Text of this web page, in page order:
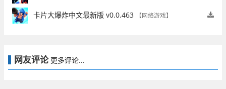
卡片大爆炸中文最新版 v0.0.463 【网络游戏】
网友评论 更多评论...